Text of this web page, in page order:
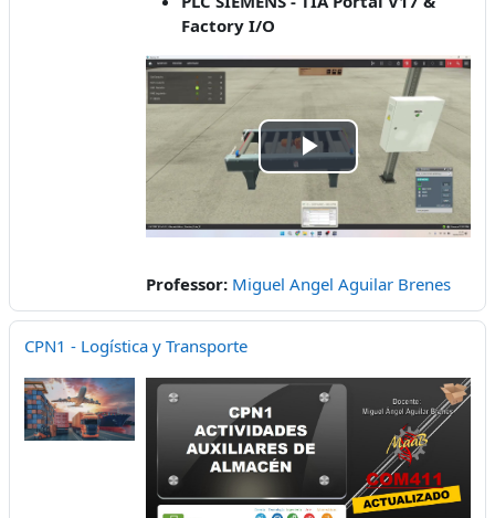
Factory I/O
Tocar
Vídeo
Professor: Miguel Angel Aguilar Brenes
CPN1 - Logística y Transporte